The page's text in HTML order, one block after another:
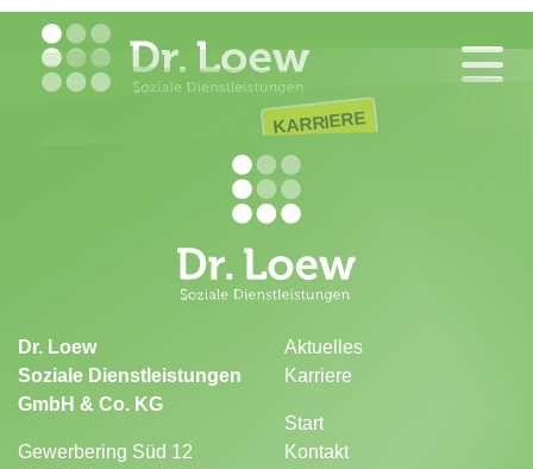
KARRIERE
Dr. Loew
Soziale Dienstleistungen
GmbH & Co. KG
Gewerbering Süd 12
Aktuelles
Karriere
Start
Kontakt